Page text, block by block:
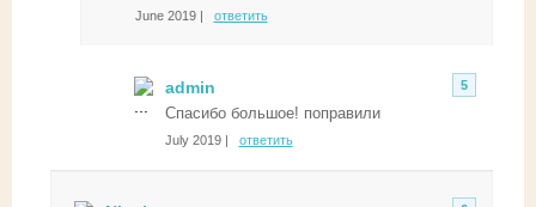
June 2019 | ответить
5
admin
Спасибо большое! поправили
July 2019 | ответить